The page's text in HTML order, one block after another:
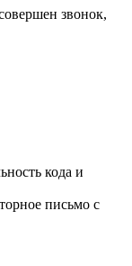
звонок,
кода и
письмо с